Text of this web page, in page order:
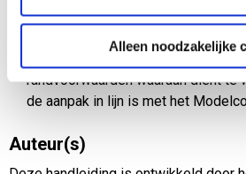
Alleen noodzakelijke
Beslissingen: per beslismoment
keuze-opties.
Randvoorwaarden: een beschrijving
randvoorwaarden waaraan dient te
de aanpak in lijn is met het
Auteur(s)